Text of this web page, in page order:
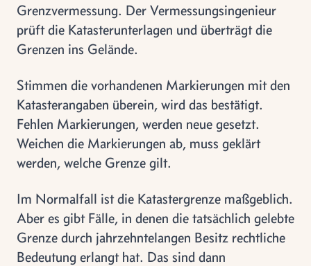
Grenzvermessung. Der Vermessungsingenieur
prüft die Katasterunterlagen und überträgt die
Grenzen ins Gelände.
Stimmen die vorhandenen Markierungen mit den
Katasterangaben überein, wird das bestätigt.
Fehlen Markierungen, werden neue gesetzt.
Weichen die Markierungen ab, muss geklärt
werden, welche Grenze gilt.
Im Normalfall ist die Katastergrenze maßgeblich.
Aber es gibt Fälle, in denen die tatsächlich gelebte
Grenze durch jahrzehntelangen Besitz rechtliche
Bedeutung erlangt hat. Das sind dann